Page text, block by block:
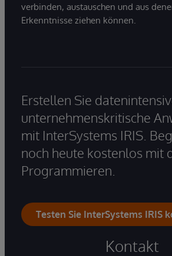
verbinden, austauschen und aus
Erkenntnisse ziehen können.
Erstellen Sie
unternehmenskritische
mit InterSystems IRIS.
noch heute kostenlos mit
Programmieren.
Testen Sie InterSystems IRIS
Kontakt